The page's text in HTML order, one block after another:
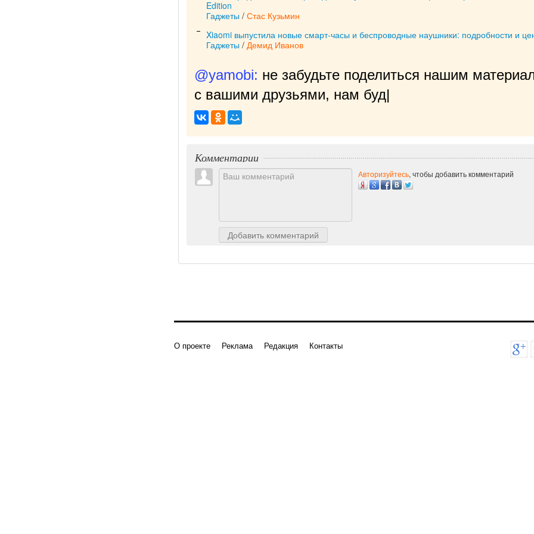
Edition
Гаджеты / Стас Кузьмин
Xiaomi выпустила новые смарт-часы и беспроводные наушники: подробности и
Гаджеты / Демид Иванов
@yamobi: не забудьте поделиться нашим
с вашими друзьями, нам будет очень приятно!
Комментарии
Добавить комментарий
Авторизуйтесь, чтобы добавить комментарий
О проекте Реклама Редакция Контакты